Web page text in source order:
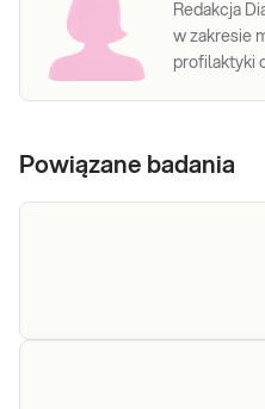
Redakcja
w zakresie
profilaktyki
Powiązane badania